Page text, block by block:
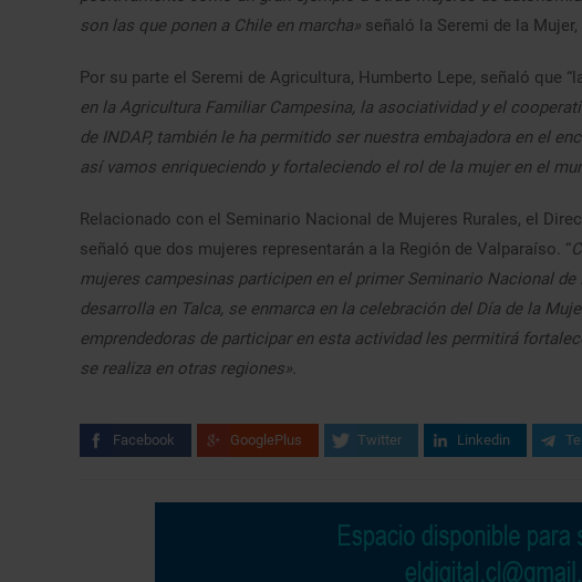
son las que ponen a Chile en marcha» señaló la Seremi de la
Por su parte el Seremi de Agricultura, Humberto Lepe, señaló que
en la Agricultura Familiar Campesina, la asociatividad y el
de INDAP, también le ha permitido ser nuestra embajadora en el
así vamos enriqueciendo y fortaleciendo el rol de la mujer en el
Relacionado con el Seminario Nacional de Mujeres Rurales, el
señaló que dos mujeres representarán a la Región de Valparaíso. “
mujeres campesinas participen en el primer Seminario Nacional
desarrolla en Talca, se enmarca en la celebración del Día de la
emprendedoras de participar en esta actividad les permitirá
se realiza en otras regiones».
Facebook GooglePlus Twitter Linkedin